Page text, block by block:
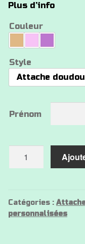
Plus d’info
Couleur
Style
Attache doudou
Prénom
mini
danseuse
Catégories :
personnalisées